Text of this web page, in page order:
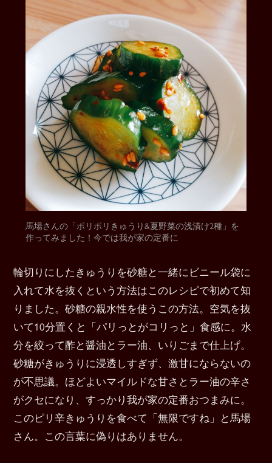
馬場さんの「ポリポリきゅうり&夏野菜の浅漬け2種」を
作ってみました！今では我が家の定番に
輪切りにしたきゅうりを砂糖と一緒にビニール袋に
入れて水を抜くという方法はこのレシピで初めて知
りました。砂糖の親水性を使うこの方法。空気を抜
いて10分置くと「パリっとがコリっと」食感に。水
分を絞って酢と醤油とラー油、いりごまで仕上げ。
砂糖がきゅうりに浸透しすぎず、激甘にならないの
が不思議。ほどよいマイルドな甘さとラー油の辛さ
がクセになり、すっかり我が家の定番おつまみに。
このピリ辛きゅうりを食べて「無限ですね」と馬場
さん。この言葉に偽りはありません。